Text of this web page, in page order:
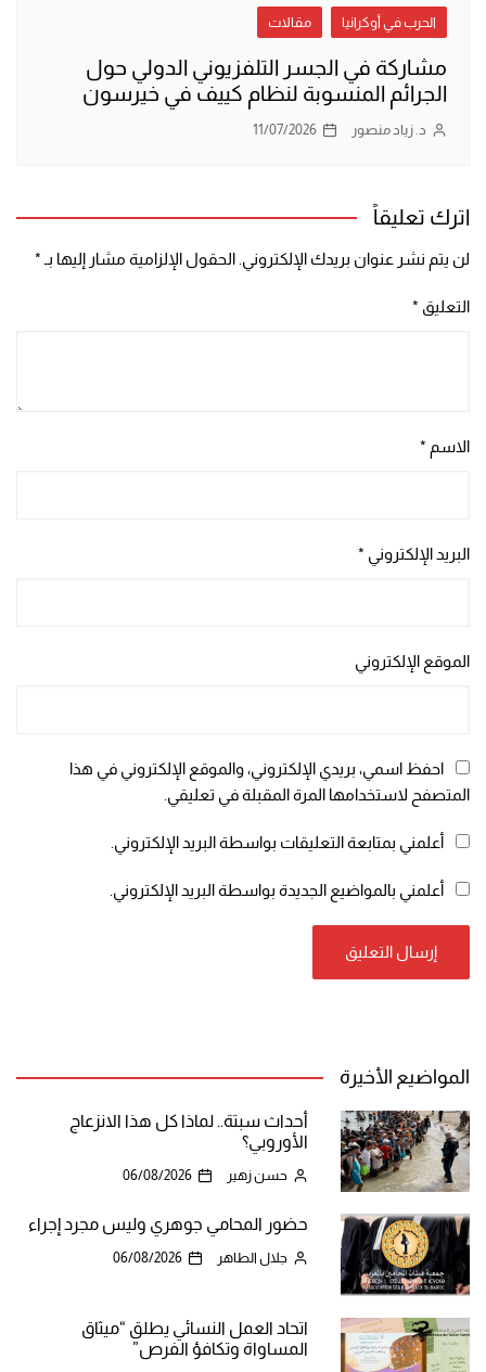
الحرب في أوكرانيا مقالات
مشاركة في الجسر التلفزيوني الدولي حول
الجرائم المنسوبة لنظام كييف في خيرسون
د. زياد منصور 11/07/2026
اترك تعليقاً
لن يتم نشر عنوان بريدك الإلكتروني. الحقول الإلزامية مشار إليها بـ *
التعليق *
الاسم *
البريد الإلكتروني *
الموقع الإلكتروني
احفظ اسمي، بريدي الإلكتروني، والموقع الإلكتروني في هذا
المتصفح لاستخدامها المرة المقبلة في تعليقي.
أعلمني بمتابعة التعليقات بواسطة البريد الإلكتروني.
أعلمني بالمواضيع الجديدة بواسطة البريد الإلكتروني.
المواضيع الأخيرة
أحداث سبتة.. لماذا كل هذا الانزعاج
الأوروبي؟
حسن زهير 06/08/2026
حضور المحامي جوهري وليس مجرد إجراء
جلال الطاهر 06/08/2026
اتحاد العمل النسائي يطلق “ميثاق
المساواة وتكافؤ الفرص”